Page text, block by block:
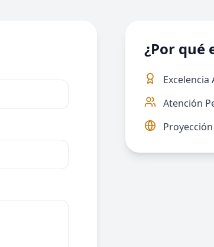
¿Por qué
Excelencia
Atención